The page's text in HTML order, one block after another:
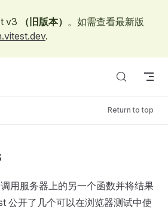
v3 （旧版本） 。如需查看最新版
.
Return to top
用服务器上的另一个函数并将结果
公开了几个可以在浏览器测试中使